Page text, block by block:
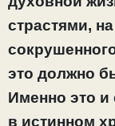
страстями,
это должно
Именно это и
в истинном